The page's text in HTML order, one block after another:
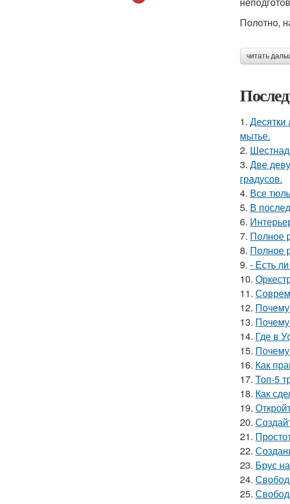
Полотно,
читать
1.
мытье.
2.
3. Две
градусов.
4. Все
5. В
6.
7. Полное
8. Полное
9. - Есть
10.
11.
12.
13.
14. Где в
15. Почему
16. Как
17. Топ-5
18. Как
19.
20.
21.
22.
23. Брус
24.
25.